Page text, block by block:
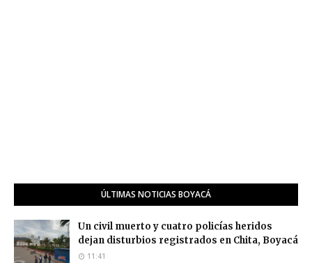
ÚLTIMAS NOTICIAS BOYACÁ
Un civil muerto y cuatro policías heridos
dejan disturbios registrados en Chita, Boyacá
11:41